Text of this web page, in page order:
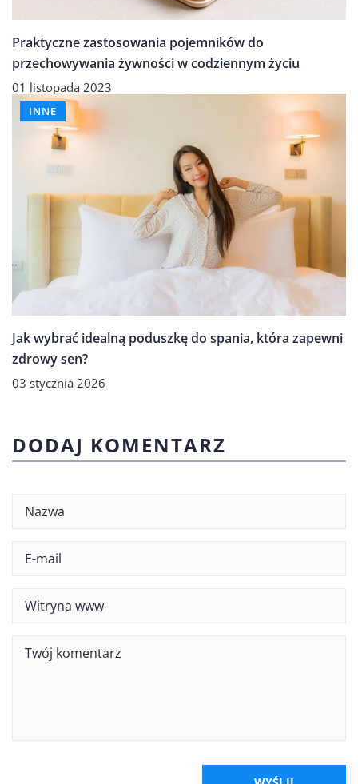
Praktyczne zastosowania pojemników do
przechowywania żywności w codziennym życiu
01 listopada 2023
INNE
Jak wybrać idealną poduszkę do spania, która zapewni
zdrowy sen?
03 stycznia 2026
DODAJ KOMENTARZ